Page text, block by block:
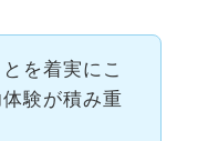
を着実にこ
験が積み重